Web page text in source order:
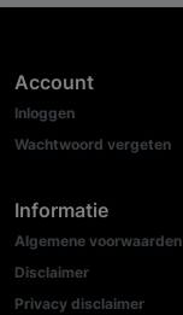
Account
Inloggen
Wachtwoord vergeten
Informatie
Algemene voorwaarden
Disclaimer
Privacy disclaimer